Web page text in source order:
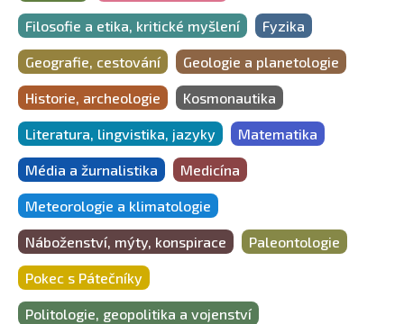
Filosofie a etika, kritické myšlení Fyzika
Geografie, cestování Geologie a planetologie
Historie, archeologie Kosmonautika
Literatura, lingvistika, jazyky Matematika
Média a žurnalistika Medicína
Meteorologie a klimatologie
Náboženství, mýty, konspirace Paleontologie
Pokec s Pátečníky
Politologie, geopolitika a vojenství